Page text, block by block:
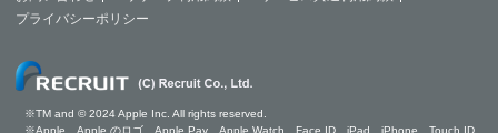
プライバシーポリシー
※TM and © 2024 Apple Inc. All rights reserved.